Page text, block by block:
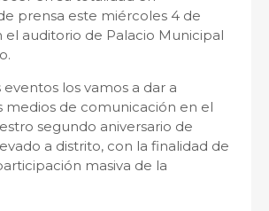
prensa este miércoles 4 de
auditorio de Palacio Municipal
eventos los vamos a dar a
medios de comunicación en el
segundo aniversario de
a distrito, con la finalidad de
masiva de la